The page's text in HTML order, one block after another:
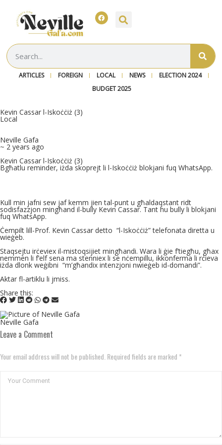
ARTICLES FOREIGN LOCAL NEWS
ELECTION 2024
BUDGET 2025
Kevin Cassar l-Iskoċċiż (3)
Local
Neville Gafa
~ 2 years ago
Kevin Cassar l-Iskoċċiż (3)
Bgħatlu reminder, iżda skoprejt li l-Iskoċċiż blokjani fuq WhatsApp.
Kull min jafni sew jaf kemm jien tal-punt u għaldaqstant ridt
sodisfazzjon mingħand il-bully Kevin Cassar. Tant hu bully li blokjani
fuq WhatsApp.
Ċempilt lill-Prof. Kevin Cassar detto “l-Iskoċċiż” telefonata diretta u
wieġeb.
Staqsejtu irċeviex il-mistoqsijiet mingħandi. Wara li ġie f’tiegħu, għax
nemmen li f’elf sena ma stenniex li se nċempillu, ikkonferma li rċieva
iżda dlonk weġibni “m’għandix intenzjoni nwieġeb id-domandi”.
Aktar fl-artiklu li jmiss.
Share this:
Neville Gafa
Leave a Comment
Your email address will not be published. Required fields are marked *